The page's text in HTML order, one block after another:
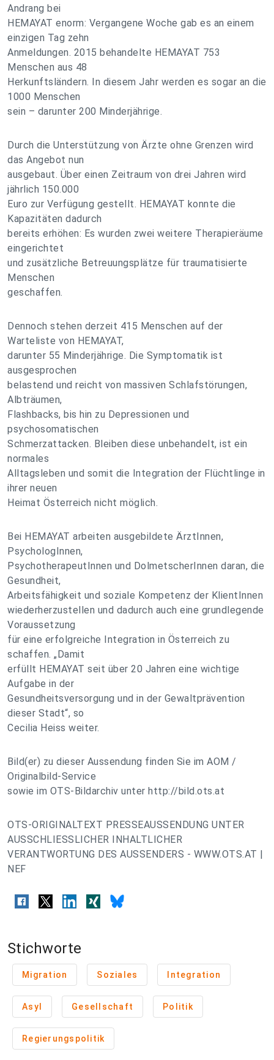
Andrang bei
HEMAYAT enorm: Vergangene Woche gab es an einem
einzigen Tag zehn
Anmeldungen. 2015 behandelte HEMAYAT 753
Menschen aus 48
Herkunftsländern. In diesem Jahr werden es sogar an die
1000 Menschen
sein – darunter 200 Minderjährige.
Durch die Unterstützung von Ärzte ohne Grenzen wird
das Angebot nun
ausgebaut. Über einen Zeitraum von drei Jahren wird
jährlich 150.000
Euro zur Verfügung gestellt. HEMAYAT konnte die
Kapazitäten dadurch
bereits erhöhen: Es wurden zwei weitere Therapieräume
eingerichtet
und zusätzliche Betreuungsplätze für traumatisierte
Menschen
geschaffen.
Dennoch stehen derzeit 415 Menschen auf der
Warteliste von HEMAYAT,
darunter 55 Minderjährige. Die Symptomatik ist
ausgesprochen
belastend und reicht von massiven Schlafstörungen,
Albträumen,
Flashbacks, bis hin zu Depressionen und
psychosomatischen
Schmerzattacken. Bleiben diese unbehandelt, ist ein
normales
Alltagsleben und somit die Integration der Flüchtlinge in
ihrer neuen
Heimat Österreich nicht möglich.
Bei HEMAYAT arbeiten ausgebildete ÄrztInnen,
PsychologInnen,
PsychotherapeutInnen und DolmetscherInnen daran, die
Gesundheit,
Arbeitsfähigkeit und soziale Kompetenz der KlientInnen
wiederherzustellen und dadurch auch eine grundlegende
Voraussetzung
für eine erfolgreiche Integration in Österreich zu
schaffen. „Damit
erfüllt HEMAYAT seit über 20 Jahren eine wichtige
Aufgabe in der
Gesundheitsversorgung und in der Gewaltprävention
dieser Stadt“, so
Cecilia Heiss weiter.
Bild(er) zu dieser Aussendung finden Sie im AOM /
Originalbild-Service
sowie im OTS-Bildarchiv unter http://bild.ots.at
OTS-ORIGINALTEXT PRESSEAUSSENDUNG UNTER
AUSSCHLIESSLICHER INHALTLICHER
VERANTWORTUNG DES AUSSENDERS - WWW.OTS.AT |
NEF
Stichworte
Migration Soziales Integration
Asyl Gesellschaft Politik
Regierungspolitik